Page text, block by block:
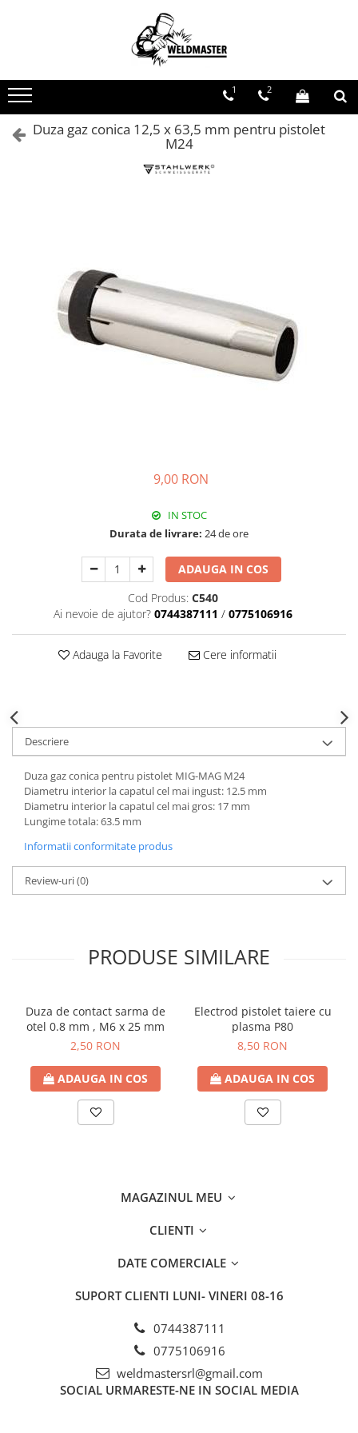
Aparate sudura MMA
Aparate de sudura fara gaz
Aparate de sudura MIG-MAG
Aparate sudura aluminiu AC/DC
Accesorii TIG/WIG
Butelii gaz
Consumabile, accesorii laser
Pistolete sudura MIG/MAG
Aparate de tras tabla-tinichigerie
Aparate multifunctionale
Discuri abrazive, taiere, slefuire,
Discuri hibrid de slefuire polizare
Echipamente de protectie
Lichide, sprayuri sudura
Pachete aparate sudura
Sarma sudura, baghete TIG,
electrozi sudura
Sarma sudura
Baghete sudura WIG (TIG)
Electrozi sudura
1 2
Duza gaz conica 12,5 x 63,5 mm pentru pistolet
M24
9,00 RON
IN STOC
Durata de livrare: 24 de ore
ADAUGA IN COS
Cod Produs: C540
Ai nevoie de ajutor? 0744387111 / 0775106916
Adauga la Favorite Cere informatii
Descriere
Duza gaz conica pentru pistolet MIG-MAG M24
Diametru interior la capatul cel mai ingust: 12.5 mm
Diametru interior la capatul cel mai gros: 17 mm
Lungime totala: 63.5 mm
Informatii conformitate produs
Review-uri(0)
PRODUSE SIMILARE
Duza de contact sarma de
otel 0.8 mm , M6 x 25 mm
2,50 RON
ADAUGA IN COS
Electrod pistolet taiere cu
plasma P80
8,50 RON
ADAUGA IN COS
MAGAZINUL MEU
CLIENTI
DATE COMERCIALE
SUPORT CLIENTI LUNI- VINERI 08-16
0744387111
0775106916
weldmastersrl@gmail.com
SOCIAL URMARESTE-NE IN SOCIAL MEDIA